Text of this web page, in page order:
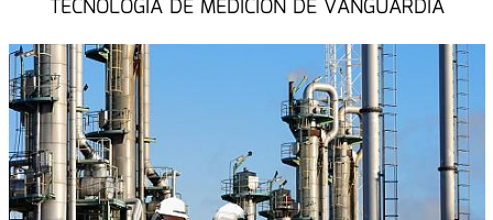
TECNOLOGÍA DE MEDICIÓN DE VANGUARDIA